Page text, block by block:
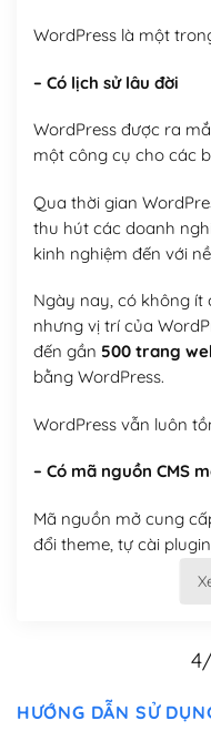
WordPress là một
– Có lịch sử lâu đời
WordPress được ra
một công cụ cho các
Qua thời gian
thu hút các doanh
kinh nghiệm đến với
Ngày nay, có không ít
nhưng vị trí của
đến gần 500 trang
bằng WordPress.
WordPress vẫn luôn
– Có mã nguồn CMS
Mã nguồn mở cung
đổi theme, tự cài
nó theo ý bạn mà
Có thể tùy biến trên
HƯỚNG DẪN SỬ